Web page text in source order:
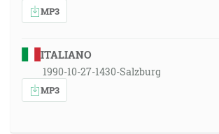
MP3
ITALIANO
1990-10-27-1430-Salzburg
MP3